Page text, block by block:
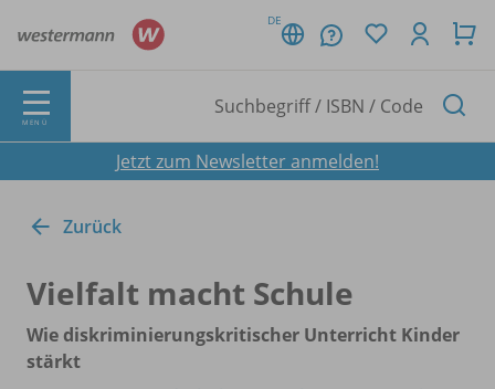
DE
MENÜ
Jetzt zum Newsletter anmelden!
Zurück
Vielfalt macht Schule
Wie diskriminierungskritischer Unterricht Kinder
stärkt